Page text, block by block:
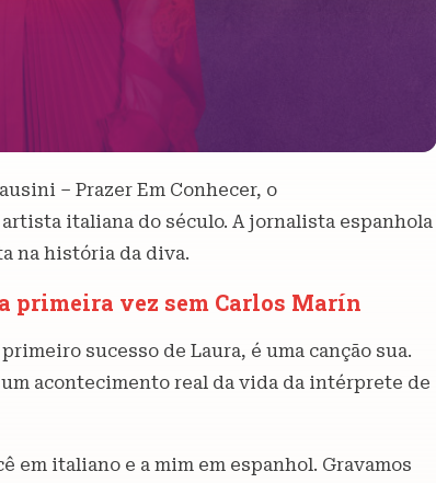
– Prazer Em Conhecer, o
italiana do século. A jornalista espanhola
na história da diva.
primeira vez sem Carlos Marín
primeiro sucesso de Laura, é uma canção sua.
acontecimento real da vida da intérprete de
em italiano e a mim em espanhol. Gravamos